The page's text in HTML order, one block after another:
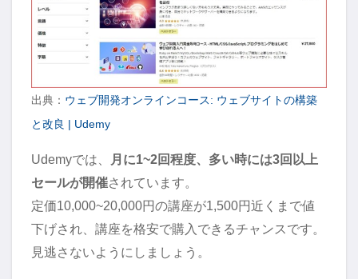
出典： ウェブ開発オンラインコース: ウェブサイトの構築
と改良 | Udemy
Udemyでは、
月に1~2回程度、多い時には3回以上
セールが開催されています。
定価10,000~20,000円の講座が1,500円近くまで値
下げされ、講座を格安で購入できるチャンスです。
見逃さないようにしましょう。